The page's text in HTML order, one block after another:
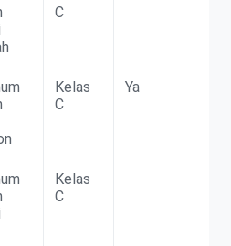
C
Kelas
C
Ya
Kelas
C